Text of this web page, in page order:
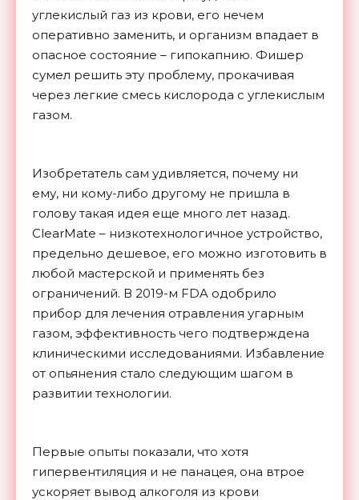
углекислый газ из крови, его нечем
оперативно заменить, и организм впадает в
опасное состояние – гипокапнию. Фишер
сумел решить эту проблему, прокачивая
через легкие смесь кислорода с углекислым
газом.
Изобретатель сам удивляется, почему ни
ему, ни кому-либо другому не пришла в
голову такая идея еще много лет назад.
ClearMate – низкотехнологичное устройство,
предельно дешевое, его можно изготовить в
любой мастерской и применять без
ограничений. В 2019-м FDA одобрило
прибор для лечения отравления угарным
газом, эффективность чего подтверждена
клиническими исследованиями. Избавление
от опьянения стало следующим шагом в
развитии технологии.
Первые опыты показали, что хотя
гипервентиляция и не панацея, она втрое
ускоряет вывод алкоголя из крови